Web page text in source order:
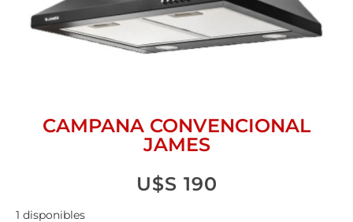
CAMPANA CONVENCIONAL
JAMES
U$S 190
1 disponibles